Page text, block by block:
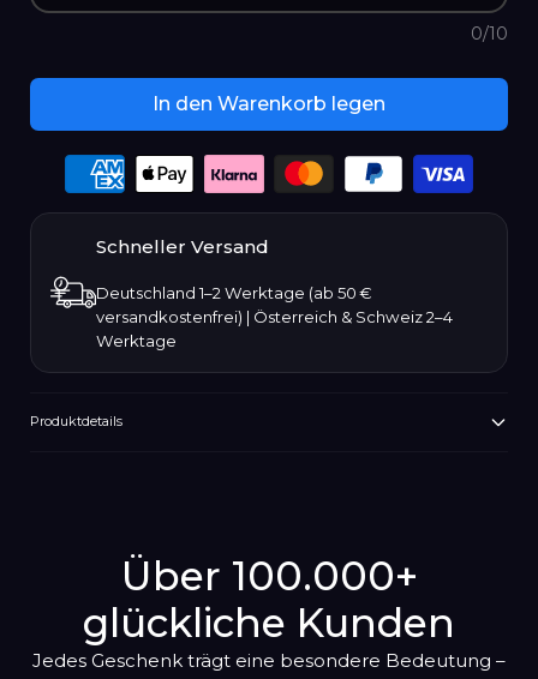
Krebs
Löwe
23. Juli – 22. August
Jungfrau
23. August – 22. September
Waage
Skorpion
23. Oktober – 21. November
22. November – 21. Dezember
0/10
In den Warenkorb legen
Payment
options
Schneller Versand
Deutschland 1–2 Werktage (ab 50 €
versandkostenfrei) | Österreich & Schweiz 2–4
Werktage
Produktdetails
Warenkorb
hinzugefügtÜber 100.000+
glückliche Kunden
Jedes Geschenk trägt eine besondere Bedeutung –